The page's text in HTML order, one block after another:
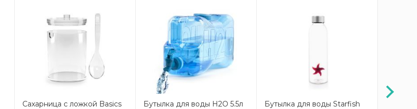
Сахарница с ложкой Basics
Бутылка для воды H2O 5.5л
Бутылка для воды Starfish